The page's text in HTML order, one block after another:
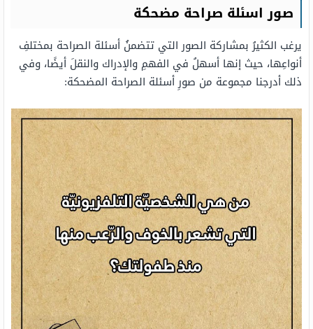
صور اسئلة صراحة مضحكة
يرغب الكثيرُ بمشاركة الصور التي تتضمنُ أسئلة الصراحة بمختلفِ
أنواعِها، حيث إنها أسهلُ في الفهمِ والإدراك والنقلَ أيضًا، وفي
ذلك أدرجنا مجموعة من صورِ أسئلة الصراحة المضحكة: